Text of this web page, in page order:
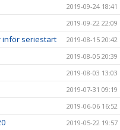
2019-09-24 18:41
2019-09-22 22:09
inför seriestart 2019-08-15 20:42
2019-08-05 20:39
2019-08-03 13:03
2019-07-31 09:19
2019-06-06 16:52
2019-05-22 19:57